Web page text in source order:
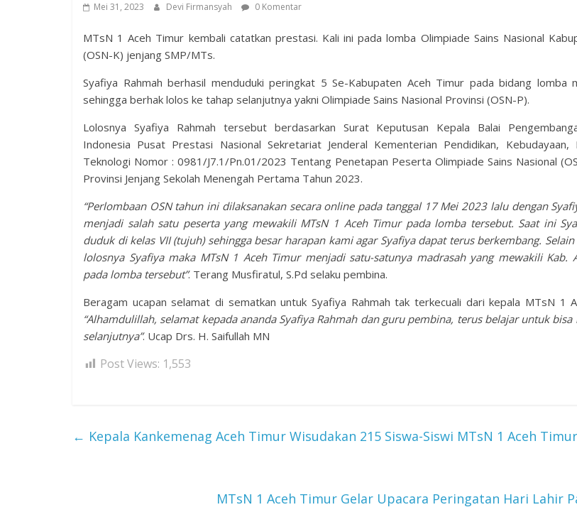
Mei 31, 2023 Devi Firmansyah 0 Komentar
MTsN 1 Aceh Timur kembali catatkan prestasi. Kali ini pada lomba Olimpiade Sains Nasional
(OSN-K) jenjang SMP/MTs.
Syafiya Rahmah berhasil menduduki peringkat 5 Se-Kabupaten Aceh Timur pada bidang lomba
sehingga berhak lolos ke tahap selanjutnya yakni Olimpiade Sains Nasional Provinsi (OSN-P).
Lolosnya Syafiya Rahmah tersebut berdasarkan Surat Keputusan Kepala Balai
Indonesia Pusat Prestasi Nasional Sekretariat Jenderal Kementerian Pendidikan, Kebudayaan,
Teknologi Nomor : 0981/J7.1/Pn.01/2023 Tentang Penetapan Peserta Olimpiade Sains Nasional
Provinsi Jenjang Sekolah Menengah Pertama Tahun 2023.
“Perlombaan OSN tahun ini dilaksanakan secara online pada tanggal 17 Mei 2023 lalu dengan
menjadi salah satu peserta yang mewakili MTsN 1 Aceh Timur pada lomba tersebut. Saat ini
duduk di kelas VII (tujuh) sehingga besar harapan kami agar Syafiya dapat terus berkembang.
lolosnya Syafiya maka MTsN 1 Aceh Timur menjadi satu-satunya madrasah yang mewakili Kab.
pada lomba tersebut”. Terang Musfiratul, S.Pd selaku pembina.
Beragam ucapan selamat di sematkan untuk Syafiya Rahmah tak terkecuali dari kepala MTsN 1
“Alhamdulillah, selamat kepada ananda Syafiya Rahmah dan guru pembina, terus belajar untuk bisa
selanjutnya”. Ucap Drs. H. Saifullah MN
Post Views: 1,553
← Kepala Kankemenag Aceh Timur Wisudakan 215 Siswa-Siswi MTsN 1 Aceh Timur
MTsN 1 Aceh Timur Gelar Upacara Peringatan Hari Lahir